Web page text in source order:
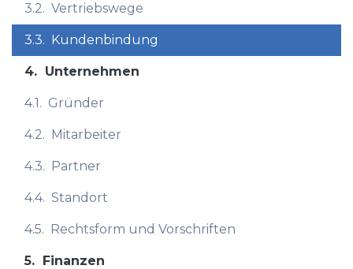
3.2. Vertriebswege
3.3. Kundenbindung
4. Unternehmen
4.1. Gründer
4.2. Mitarbeiter
4.3. Partner
4.4. Standort
4.5. Rechtsform und Vorschriften
5. Finanzen